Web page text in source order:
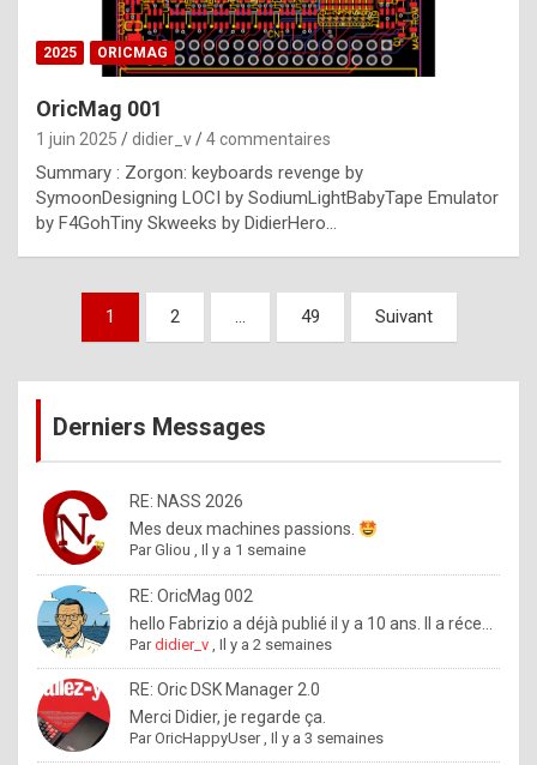
o
n
y
l
e
x
a
%
a
d
e
b
y
R
o
2025 ORICMAG
OricMag 001
1 juin 2025 didier_v 4 commentaires
Summary : Zorgon: keyboards revenge by
SymoonDesigning LOCI by SodiumLightBabyTape Emulator
by F4GohTiny Skweeks by DidierHero…
Pagination
publications
1 2 … 49 Suivant
Derniers Messages
RE: NASS 2026
Mes deux machines passions.
ParGliou ,Il y a 1 semaine
RE: OricMag 002
hello Fabrizio a déjà publié il y a 10 ans. Il a réce...
Pardidier_v ,Il y a 2 semaines
RE: Oric DSK Manager 2.0
Merci Didier, je regarde ça.
ParOricHappyUser,Il y a 3 semaines